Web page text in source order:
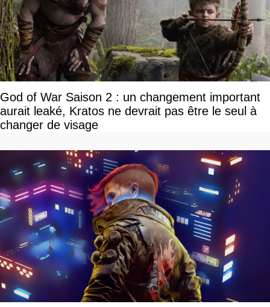
God of War Saison 2 : un changement important
aurait leaké, Kratos ne devrait pas être le seul à
changer de visage